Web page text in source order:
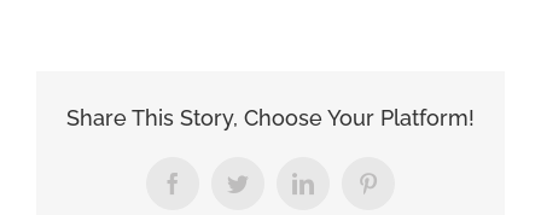
Share This Story, Choose Your Platform!
FacebookTwitterLinkedInPinterest